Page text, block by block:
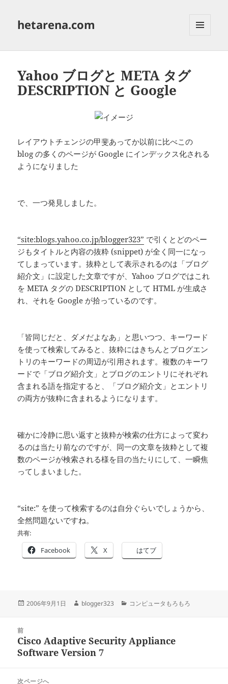
hetarena.com
ーとウ
Yahoo ブログと META タグ
DESCRIPTION と Google
レイアウトチェンジの甲斐あってか以前に比べこの
blog の多くのページが Google にインデックス化される
ようになりました
で、一つ発見しました。
“site:blogs.yahoo.co.jp/blogger323” で引くとどのペー
ジもタイトルと内容の抜粋 (snippet) が全く同一になっ
てしまっています。抜粋として表示されるのは「ブログ
紹介文」に設定した文章ですが、Yahoo ブログではこれ
を META タグの DESCRIPTION として HTML が生成さ
れ、それを Google が拾っているのです。
「皆同じだと、ダメだよなあ」と思いつつ、キーワード
を使って検索してみると、抜粋にはきちんとブログエン
トリのキーワードの周辺が引用されます。複数のキーワ
ードで「ブログ紹介文」とブログのエントリにそれぞれ
含まれる語を指定すると、「ブログ紹介文」とエントリ
の両方が抜粋に含まれるようになります。
確かに冷静に思い返すと抜粋が検索の仕方によって変わ
るのは当たり前なのですが、同一の文章を抜粋として複
数のページが検索される様を目の当たりにして、一瞬焦
ってしまいました。
“site:” を使って検索するのは自分ぐらいでしょうから、
全然問題ないですね。
共有:
Facebook X はてブ
投
2006年9月1日
作
blogger323
カ
ー
コンピュータもろもろ
前
前
の
稿:
Cisco Adaptive Security Appliance
Software Version 7
次ページへ